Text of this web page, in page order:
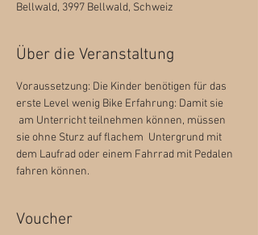
Bellwald, 3997 Bellwald, Schweiz
Über die Veranstaltung
Voraussetzung: Die Kinder benötigen für das
erste Level wenig Bike Erfahrung: Damit sie
am Unterricht teilnehmen können, müssen
sie ohne Sturz auf flachem  Untergrund mit
dem Laufrad oder einem Fahrrad mit Pedalen
fahren können.
Voucher